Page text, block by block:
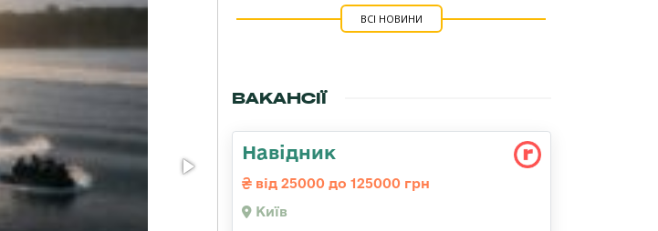
ВСІ НОВИНИ
ВАКАНСІЇ
Навідник
від 25000 до 125000 грн
Київ